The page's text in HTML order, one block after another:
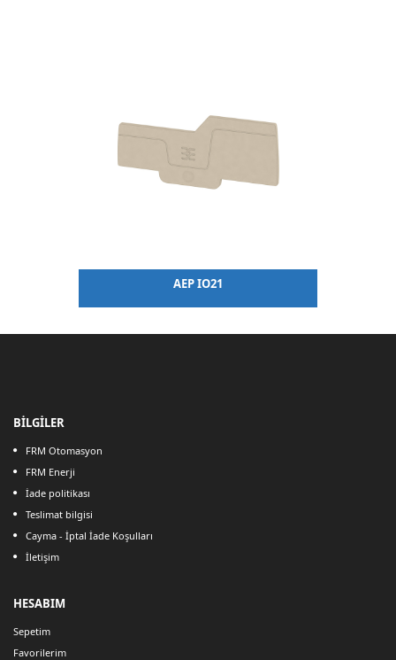
AEP IO21
BİLGİLER
FRM Otomasyon
FRM Enerji
İade politikası
Teslimat bilgisi
Cayma - İptal İade Koşulları
İletişim
HESABIM
Sepetim
Favorilerim